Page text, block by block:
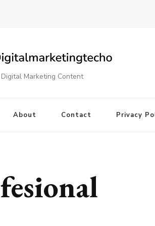
Digital Marketing Content
About Contact Privacy